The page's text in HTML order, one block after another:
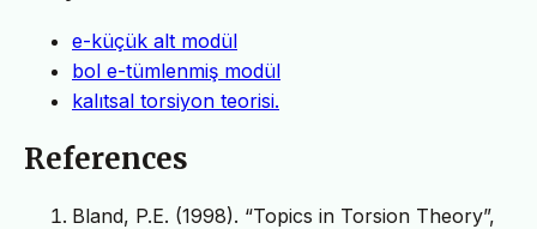
e-küçük alt modül
bol e-tümlenmiş modül
kalıtsal torsiyon teorisi.
References
Bland, P.E. (1998). “Topics in Torsion Theory”,